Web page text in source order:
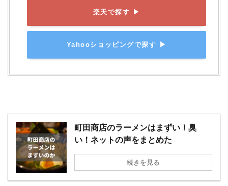
楽天で探す ▶
Yahooショッピングで探す ▶
町田商店のラーメンはまずい！臭
い！ネットの声をまとめた
続きを見る